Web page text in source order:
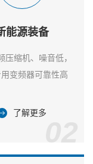
能源装备
压缩机、噪音低，
变频器可靠性高
了解更多